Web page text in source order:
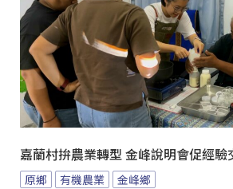
嘉蘭村拚農業轉型 金峰說明會促經驗
原鄉 有機農業 金峰鄉